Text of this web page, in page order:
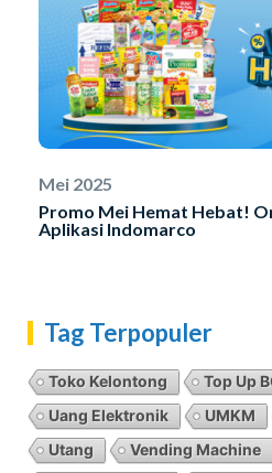
Mei 2025
Promo Mei Hemat Hebat!
Aplikasi Indomarco
Tag Terpopuler
Toko Kelontong Top Up
Uang Elektronik
UMKM
Utang
Vending Machine